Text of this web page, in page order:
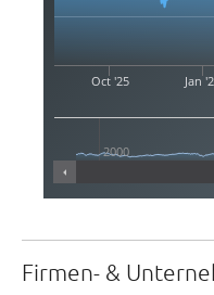
Oct '25 Jan
2000
Firmen- &